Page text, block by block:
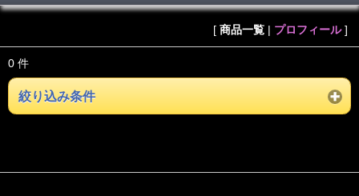
[ 商品一覧 | プロフィール]
0 件
絞り込み条件